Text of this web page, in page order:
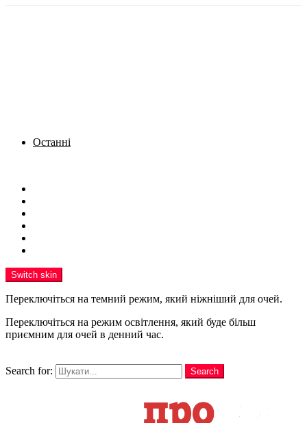
Останні
Switch skin
Переключіться на темний режим, який ніжніший для очей.
Переключіться на режим освітлення, який буде більш
приємним для очей в денний час.
Search for:
Search